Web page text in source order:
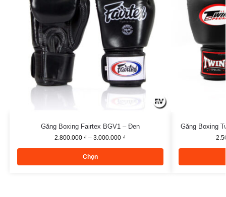
Găng Boxing Fairtex BGV1 – Đen
2.800.000 ₫ – 3.000.000 ₫
Chọn
Găng Boxing